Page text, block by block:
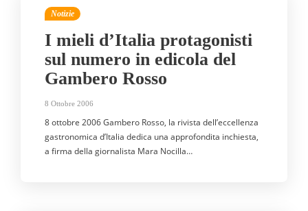
Notizie
I mieli d’Italia protagonisti
sul numero in edicola del
Gambero Rosso
8 Ottobre 2006
8 ottobre 2006 Gambero Rosso, la rivista dell’eccellenza
gastronomica d’Italia dedica una approfondita inchiesta,
a firma della giornalista Mara Nocilla…